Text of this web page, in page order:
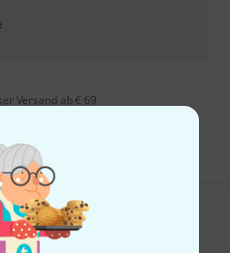
Versand ab € 69
was Sie sehen?